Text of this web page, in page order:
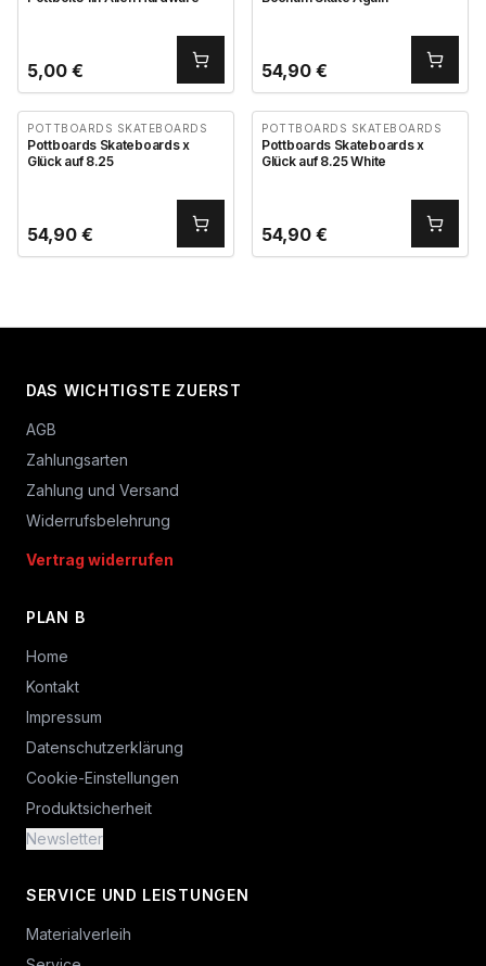
5,00 € 54,90 €
POTTBOARDS SKATEBOARDS
Pottboards Skateboards x
Glück auf 8.25
54,90 €
POTTBOARDS SKATEBOARDS
Pottboards Skateboards x
Glück auf 8.25 White
54,90 €
DAS WICHTIGSTE ZUERST
AGB
Zahlungsarten
Zahlung und Versand
Widerrufsbelehrung
Vertrag widerrufen
PLAN B
Home
Kontakt
Impressum
Datenschutzerklärung
Cookie-Einstellungen
Produktsicherheit
Newsletter
SERVICE UND LEISTUNGEN
Materialverleih